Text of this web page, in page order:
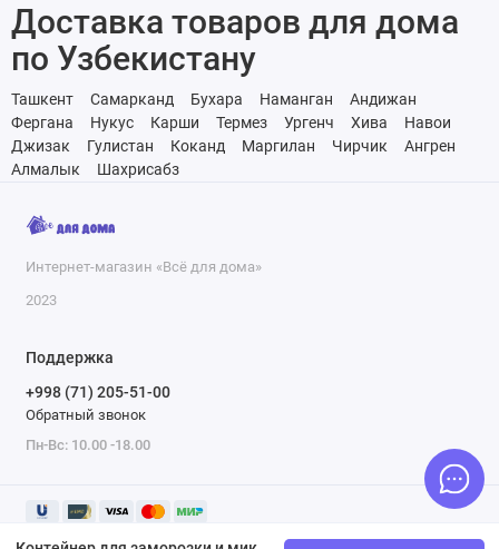
Доставка товаров для дома
по Узбекистану
Ташкент Самарканд Бухара Наманган
Андижан
Фергана
Нукус Карши Термез Ургенч Хива
Навои
Джизак
Гулистан Коканд Маргилан Чирчик
Ангрен
Алмалык
Шахрисабз
Интернет-магазин «Всё для дома»
2023
Поддержка
+998 (71) 205-51-00
Обратный звонок
Пн-Вс: 10.00 -18.00